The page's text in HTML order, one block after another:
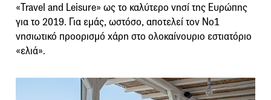
«Travel and Leisure» ως το καλύτερο νησί της Ευρώπης
για το 2019. Για εμάς, ωστόσο, αποτελεί τον Νο1
νησιωτικό προορισμό χάρη στο ολοκαίνουριο εστιατόριο
«ελιά».